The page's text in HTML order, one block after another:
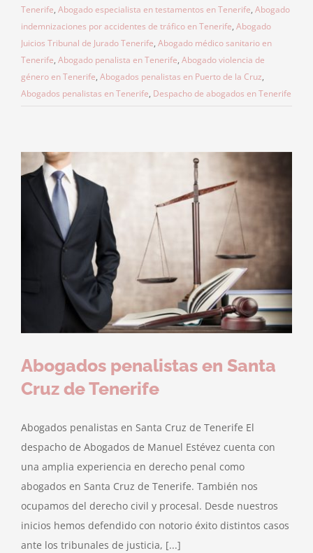
Tenerife, Abogado especialista en testamentos en Tenerife, Abogado
indemnizaciones por accidentes de tráfico en Tenerife, Abogado
Juicios Tribunal de Jurado Tenerife, Abogado médico sanitario en
Tenerife, Abogado penalista en Tenerife, Abogado violencia de
género en Tenerife, Abogados penalistas en Puerto de la Cruz,
Abogados penalistas en Tenerife, Despacho de abogados en Tenerife
Abogados penalistas en Santa
Cruz de Tenerife
Abogados penalistas en Santa Cruz de Tenerife El
despacho de Abogados de Manuel Estévez cuenta con
una amplia experiencia en derecho penal como
abogados en Santa Cruz de Tenerife. También nos
ocupamos del derecho civil y procesal. Desde nuestros
inicios hemos defendido con notorio éxito distintos casos
ante los tribunales de justicia, [...]